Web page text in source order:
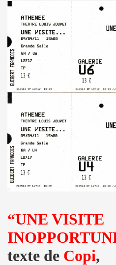
“UNE VISITE
texte de Copi,
HIGHAM : chronique
"39 de fievre")
FRANCE ("chante
Tropical Berlin") le 2
PRUVOT) et la
DUVALL") le 25 novembre
etre la marquise des
"IN&OUT FESTIVAL", du
DUVALL" par
FRANCE ("chante